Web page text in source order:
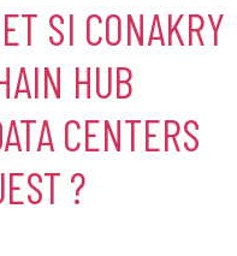
SI CONAKRY
HUB
CENTERS
?